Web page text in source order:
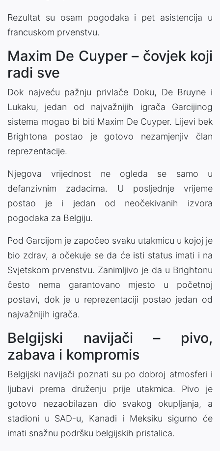
Rezultat su osam pogodaka i pet asistencija u
francuskom prvenstvu.
Maxim De Cuyper – čovjek koji
radi sve
Dok najveću pažnju privlače Doku, De Bruyne i
Lukaku, jedan od najvažnijih igrača Garcijinog
sistema mogao bi biti Maxim De Cuyper. Lijevi bek
Brightona postao je gotovo nezamjenjiv član
reprezentacije.
Njegova vrijednost ne ogleda se samo u
defanzivnim zadacima. U posljednje vrijeme
postao je i jedan od neočekivanih izvora
pogodaka za Belgiju.
Pod Garcijom je započeo svaku utakmicu u kojoj je
bio zdrav, a očekuje se da će isti status imati i na
Svjetskom prvenstvu. Zanimljivo je da u Brightonu
često nema garantovano mjesto u početnoj
postavi, dok je u reprezentaciji postao jedan od
najvažnijih igrača.
Belgijski navijači – pivo,
zabava i kompromis
Belgijski navijači poznati su po dobroj atmosferi i
ljubavi prema druženju prije utakmica. Pivo je
gotovo nezaobilazan dio svakog okupljanja, a
stadioni u SAD-u, Kanadi i Meksiku sigurno će
imati snažnu podršku belgijskih pristalica.